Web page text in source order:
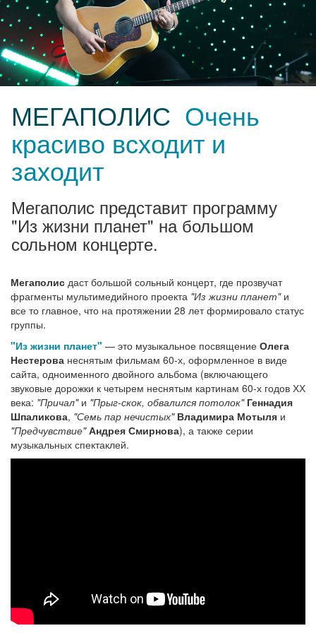
МЕГАПОЛИС Очень
красиво всходит и
заходит
Мегаполис представит программу
"Из жизни планет" на большом
сольном концерте.
Мегаполис даст большой сольный концерт, где прозвучат
фрагменты мультимедийного проекта "Из жизни планет"и
все то главное, что на протяжении 28 лет формировало статус
группы.
"Из жизни планет" — это музыкальное посвящение Олега
Нестерова неснятым фильмам 60-х, оформленное в виде
сайта, одноименного двойного альбома (включающего
звуковые дорожки к четырем неснятым картинам 60-х годов ХХ
века: "Причал"и "Прыг-скок, обвалился потолок" Геннадия
Шпаликова, "Семь пар нечистых" Владимира Мотыля и
"Предчувствие" Андрея Смирнова), а также серии
музыкальных спектаклей.